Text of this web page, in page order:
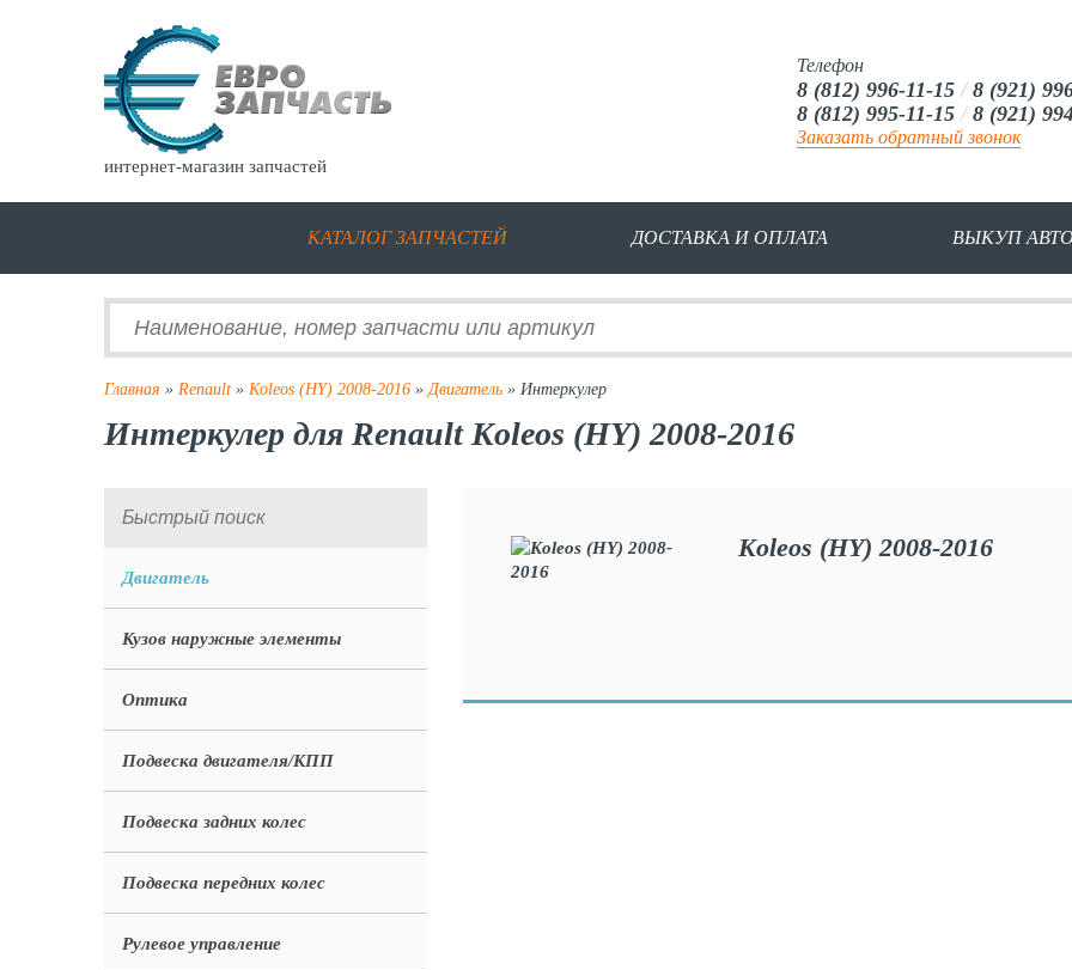
интернет-магазин запчастей
Телефон
8 (812) 996-11-15 / 8 (921)
8 (812) 995-11-15 / 8 (921)
Заказать обратный звонок
КАТАЛОГ ЗАПЧАСТЕЙ ДОСТАВКА И ОПЛАТА ВЫКУП
Главная » Renault » Koleos (HY) 2008-2016 »Двигатель » Интеркулер
Интеркулер для Renault Koleos (HY) 2008-2016
Двигатель
Кузов наружные элементы
Оптика
Подвеска двигателя/КПП
Подвеска задних колес
Подвеска передних колес
Рулевое управление
Koleos (HY) 2008-2016